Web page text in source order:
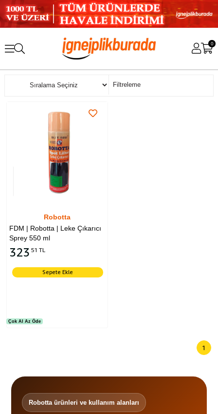
0
Filtreleme
Sıralama
Robotta
FDM | Robotta | Leke Çıkarıcı
Sprey 550 ml
323 51 TL
Sepete Ekle
Çok Al Az Öde
1
Robotta ürünleri ve kullanım alanları